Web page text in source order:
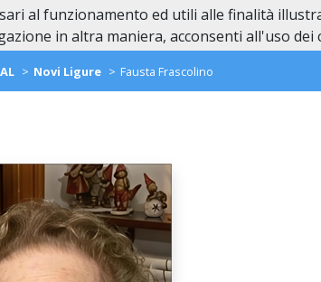
Home In Caso di Decesso
AL Novi Ligure Fausta Frascolino
al funzionamento ed utili alle finalità
in altra maniera, acconsenti all'uso dei